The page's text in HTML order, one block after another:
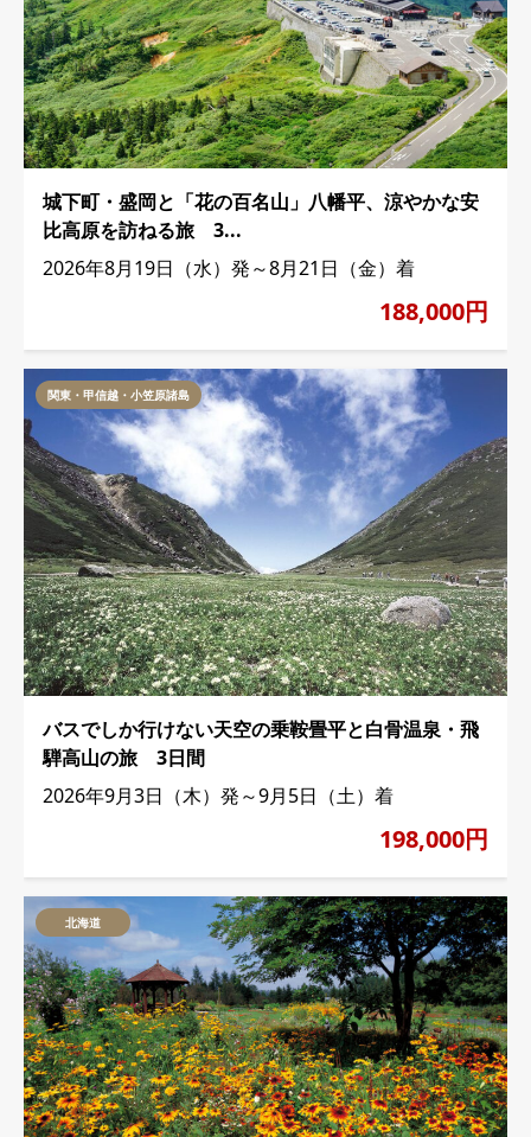
城下町・盛岡と「花の百名山」八幡平、涼やかな安
比高原を訪ねる旅 3...
2026年8月19日（水）発～8月21日（金）着
188,000円
関東・甲信越・小笠原諸島
バスでしか行けない天空の乗鞍畳平と白骨温泉・飛
騨高山の旅 3日間
2026年9月3日（木）発～9月5日（土）着
198,000円
北海道